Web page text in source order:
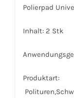
Polierpad
Inhalt: 2 Stk